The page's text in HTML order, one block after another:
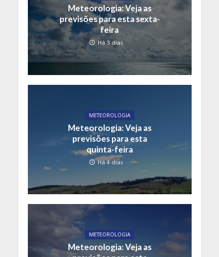
Meteorologia: Veja as
previsões para esta sexta-
feira
Há 3 dias
METEOROLOGIA
Meteorologia: Veja as
previsões para esta
quinta-feira
Há 4 dias
METEOROLOGIA
Meteorologia: Veja as